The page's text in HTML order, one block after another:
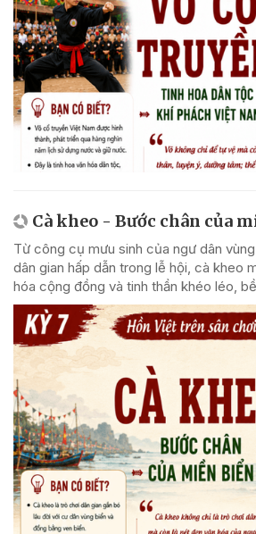
Cà kheo - Bước chân của
Từ công cụ mưu sinh của ngư dân
dân gian hấp dẫn trong lễ hội, cà kheo
hóa cộng đồng và tinh thần khéo léo,